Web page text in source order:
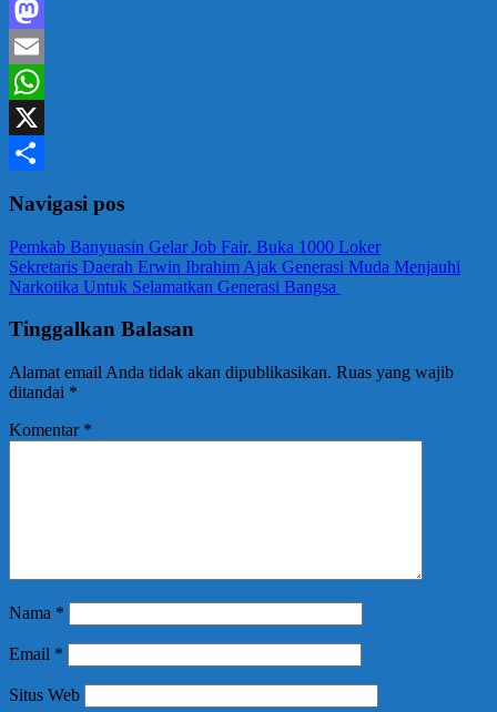
Facebook
Mastodon
Email
WhatsApp
X
Navigasi pos
Pemkab Banyuasin Gelar Job Fair, Buka 1000 Loker
Sekretaris Daerah Erwin Ibrahim Ajak Generasi Muda Menjauhi
Narkotika Untuk Selamatkan Generasi Bangsa
Tinggalkan Balasan
Alamat email Anda tidak akan dipublikasikan. Ruas yang wajib
ditandai *
Komentar *
Nama *
Email *
Situs Web